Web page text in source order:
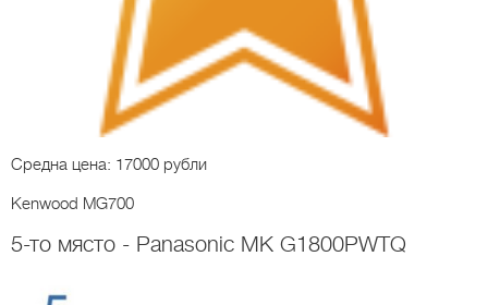
Средна цена: 17000 рубли
Kenwood MG700
5-то място - Panasonic MK G1800PWTQ